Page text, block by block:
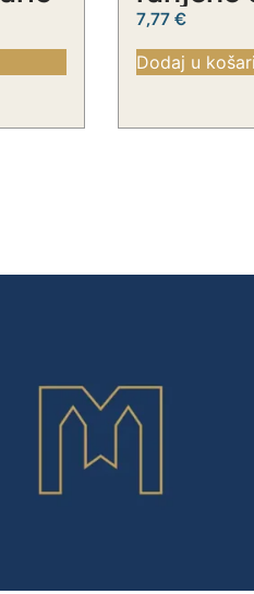
Slavko
7,77 €
Dodaj u